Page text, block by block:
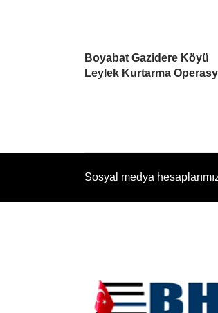
Boyabat Gazidere Köyü
Leylek Kurtarma
Sosyal medya